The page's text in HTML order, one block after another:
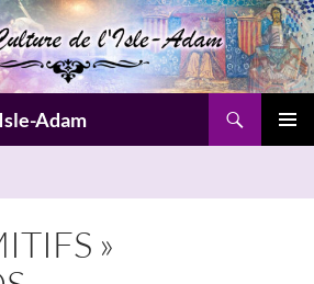
Adam
»